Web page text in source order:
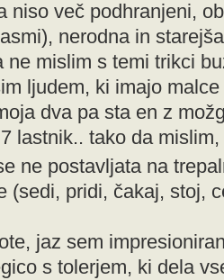
niso več podhranjeni,
nerodna in
ne mislim s temi trikci
ljudem, ki imajo
dva pa sta en z
lastnik.. tako da
ne postavljata na
(sedi, pridi, čakaj, stoj,
jaz sem
s tolerjem, ki dela